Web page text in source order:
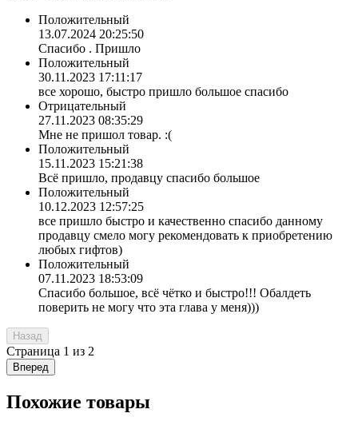
Положительный
13.07.2024 20:25:50
Спасибо . Пришло
Положительный
30.11.2023 17:11:17
все хорошо, быстро пришло большое спасибо
Отрицательный
27.11.2023 08:35:29
Мне не пришол товар. :(
Положительный
15.11.2023 15:21:38
Всё пришло, продавцу спасибо большое
Положительный
10.12.2023 12:57:25
все пришло быстро и качественно спасибо данному
продавцу смело могу рекомендовать к приобретению
любых гифтов)
Положительный
07.11.2023 18:53:09
Спасибо большое, всё чётко и быстро!!! Обалдеть
поверить не могу что эта глава у меня)))
Назад
Страница 1 из 2
Вперед
Похожие товары